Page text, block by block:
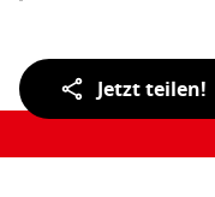
Teilen
der
Jetzt teilen!